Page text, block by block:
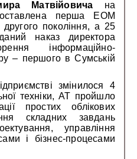
Матвійовича на
перша ЕОМ
покоління, а 25
наказ директора
інформаційно-
– першого в Сумській
змінилося 4
техніки, АТ пройшло
простих облікових
складних завдань
управління
і бізнес-процесами